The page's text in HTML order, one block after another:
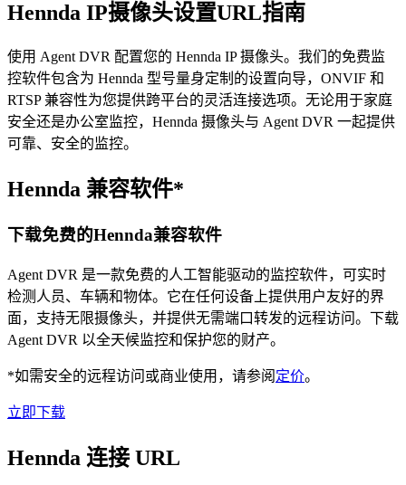
Hennda IP摄像头设置URL指南
使用 Agent DVR 配置您的 Hennda IP 摄像头。我们的免费监
控软件包含为 Hennda 型号量身定制的设置向导，ONVIF 和
RTSP 兼容性为您提供跨平台的灵活连接选项。无论用于家庭
安全还是办公室监控，Hennda 摄像头与 Agent DVR 一起提供
可靠、安全的监控。
Hennda 兼容软件*
下载免费的Hennda兼容软件
Agent DVR 是一款免费的人工智能驱动的监控软件，可实时
检测人员、车辆和物体。它在任何设备上提供用户友好的界
面，支持无限摄像头，并提供无需端口转发的远程访问。下载
Agent DVR 以全天候监控和保护您的财产。
*如需安全的远程访问或商业使用，请参阅 定价。
立即下载
Hennda 连接 URL